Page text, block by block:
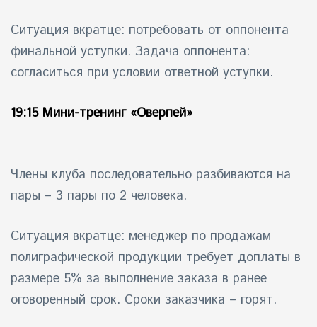
Ситуация вкратце: потребовать от оппонента
финальной уступки. Задача оппонента:
согласиться при условии ответной уступки.
19:15 Мини-тренинг «Оверпей»
Члены клуба последовательно разбиваются на
пары – 3 пары по 2 человека.
Ситуация вкратце: менеджер по продажам
полиграфической продукции требует доплаты в
размере 5% за выполнение заказа в ранее
оговоренный срок. Сроки заказчика – горят.